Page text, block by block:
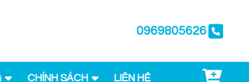
0969805626
CHÍNH SÁCH LIÊN HỆ